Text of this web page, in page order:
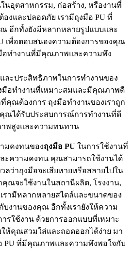
นอุตสาหกรรม, ก่อสร้าง, หรืองานที่
องและปลอดภัย เรามีถุงมือ PU ที่
อีกทั้งยังมีหลากหลายรูปแบบและ
เพื่อตอบสนองความต้องการของคุณ
อทำงานที่มีคุณภาพและความพึง
ละประสิทธิภาพในการทำงานของ
อทำงานที่เหมาะสมและมีคุณภาพดี
คุณต้องการ ถุงมือทำงานของเราถูก
ณได้รับประสบการณ์การทำงานที่ดี
พสูงและความทนทาน
มคงทนของถุงมือ PU ในการใช้งานที่
ะความคงทน คุณสามารถใช้งานได้
ลว่าถุงมือจะเสียหายหรือสลายไปใน
คุณจะใช้งานในสถานีผลิต, โรงงาน,
รามีหลากหลายสไตล์และขนาดของ
บงานของคุณ อีกทั้งเรายังให้ความ
รใช้งาน ด้วยการออกแบบที่เหมาะ
ห้คุณสวมใส่และถอดออกได้ง่าย มา
PU ที่มีคุณภาพและความพึงพอใจกับ